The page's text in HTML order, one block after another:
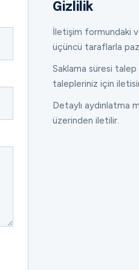
Gizlilik
İletişim formundaki
üçüncü taraflarla
Saklama süresi talep
talepleriniz için
Detaylı aydınlatma
üzerinden iletilir.